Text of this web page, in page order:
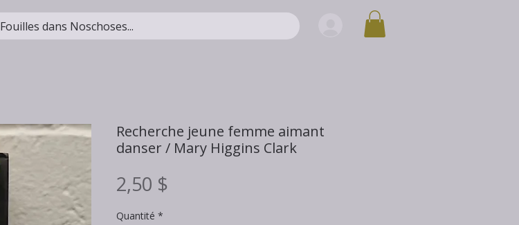
Fouilles dans Noschoses...
Recherche jeune femme aimant
danser / Mary Higgins Clark
2,50 $
Quantité *